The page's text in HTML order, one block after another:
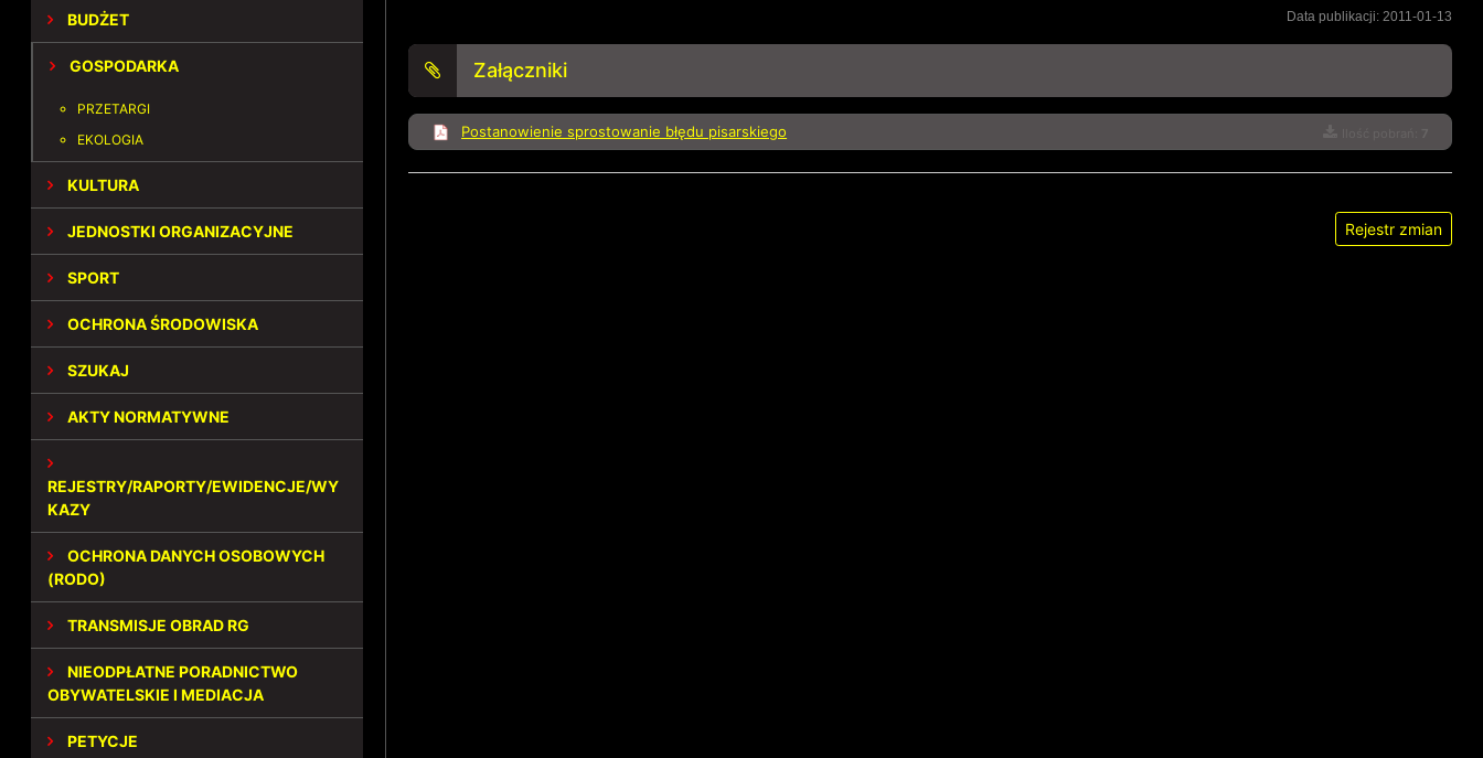
BUDŻET
GOSPODARKA
PRZETARGI
EKOLOGIA
KULTURA
JEDNOSTKI ORGANIZACYJNE
SPORT
OCHRONA ŚRODOWISKA
SZUKAJ
AKTY NORMATYWNE
REJESTRY/RAPORTY/EWIDENCJE/WY
KAZY
OCHRONA DANYCH OSOBOWYCH
(RODO)
TRANSMISJE OBRAD RG
NIEODPŁATNE PORADNICTWO
OBYWATELSKIE I MEDIACJA
PETYCJE
Data publikacji: 2011-01-13
Załączniki
Postanowienie sprostowanie błędu pisarskiego
Rejestr zmian